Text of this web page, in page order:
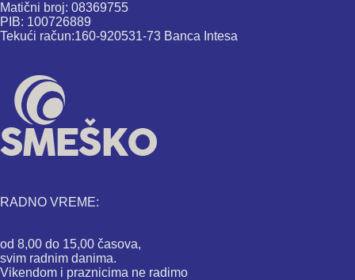
Matični broj: 08369755
PIB: 100726889
Tekući račun:160-920531-73 Banca Intesa
RADNO VREME:
od 8,00 do 15,00 časova,
svim radnim danima.
Vikendom i praznicima ne radimo